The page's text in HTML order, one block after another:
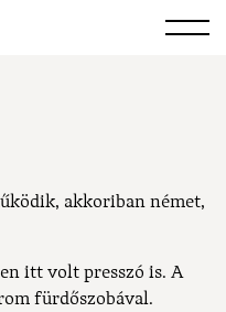
akkoriban német,
itt volt presszó is. A
fürdőszobával.